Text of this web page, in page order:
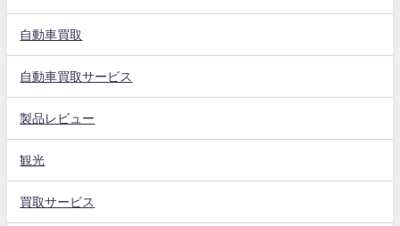
自動車買取
自動車買取サービス
製品レビュー
観光
買取サービス